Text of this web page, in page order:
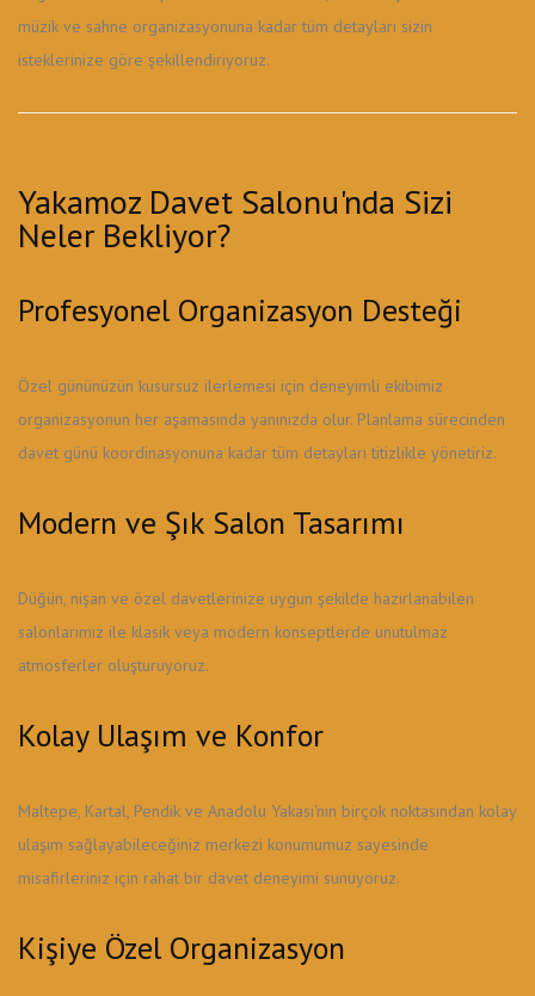
müzik ve sahne organizasyonuna kadar tüm detayları sizin
isteklerinize göre şekillendiriyoruz.
Yakamoz Davet Salonu'nda Sizi
Neler Bekliyor?
Profesyonel Organizasyon Desteği
Özel gününüzün kusursuz ilerlemesi için deneyimli ekibimiz
organizasyonun her aşamasında yanınızda olur. Planlama sürecinden
davet günü koordinasyonuna kadar tüm detayları titizlikle yönetiriz.
Modern ve Şık Salon Tasarımı
Düğün, nişan ve özel davetlerinize uygun şekilde hazırlanabilen
salonlarımız ile klasik veya modern konseptlerde unutulmaz
atmosferler oluşturuyoruz.
Kolay Ulaşım ve Konfor
Maltepe, Kartal, Pendik ve Anadolu Yakası'nın birçok noktasından kolay
ulaşım sağlayabileceğiniz merkezi konumumuz sayesinde
misafirleriniz için rahat bir davet deneyimi sunuyoruz.
Kişiye Özel Organizasyon